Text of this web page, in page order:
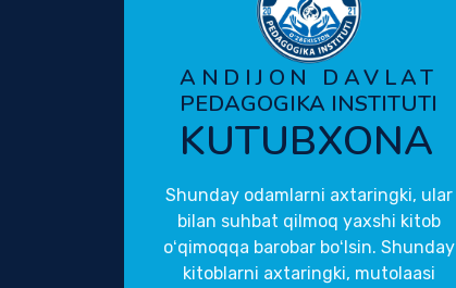
ANDIJON DAVLAT
PEDAGOGIKA INSTITUTI
KUTUBXONA
Shunday odamlarni axtaringki, ular
bilan suhbat qilmoq yaxshi kitob
oʻqimoqqa barobar boʻlsin. Shunday
kitoblarni axtaringki, mutolaasi